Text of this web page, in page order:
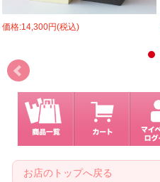
価格:14,300円(税込)
お店のトップへ戻る